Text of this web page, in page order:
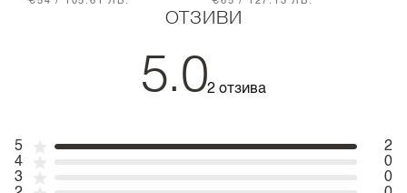
ОТЗИВИ
5.02 отзива
5
2
4
0
3
0